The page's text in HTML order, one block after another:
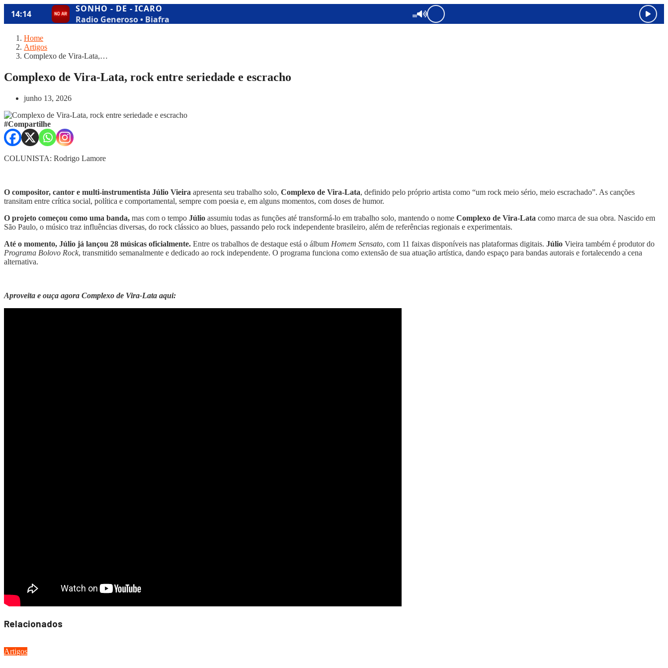
Home
Artigos
Complexo de Vira-Lata,…
Complexo de Vira-Lata, rock entre seriedade e escracho
junho 13, 2026
#Compartilhe
COLUNISTA: Rodrigo Lamore
O compositor, cantor e multi-instrumentista Júlio Vieira apresenta seu trabalho solo, Complexo de Vira-Lata, definido pelo próprio artista como “um rock meio sério, meio escrachado”. As canções
transitam entre crítica social, política e comportamental, sempre com poesia e, em alguns momentos, com doses de humor.
O projeto começou como uma banda, mas com o tempo Júlio assumiu todas as funções até transformá-lo em trabalho solo, mantendo o nome Complexo de Vira-Lata como marca de sua obra. Nascido em
São Paulo, o músico traz influências diversas, do rock clássico ao blues, passando pelo rock independente brasileiro, além de referências regionais e experimentais.
Até o momento, Júlio já lançou 28 músicas oficialmente. Entre os trabalhos de destaque está o álbum Homem Sensato, com 11 faixas disponíveis nas plataformas digitais. Júlio Vieira também é produtor do
Programa Bolovo Rock, transmitido semanalmente e dedicado ao rock independente. O programa funciona como extensão de sua atuação artística, dando espaço para bandas autorais e fortalecendo a cena
alternativa.
Aproveita e ouça agora Complexo de Vira-Lata aqui:
Relacionados
Artigos